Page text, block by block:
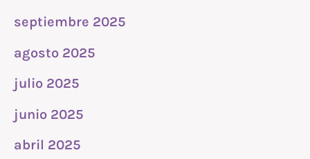
septiembre 2025
agosto 2025
julio 2025
junio 2025
abril 2025